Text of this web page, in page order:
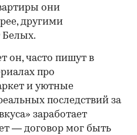
они
другими
Белых.
он, часто пишут в
про
и уютные
последствий за
заработает
— договор мог быть